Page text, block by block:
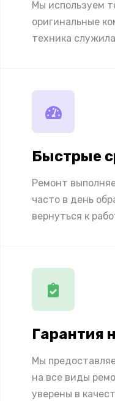
Мы используем
оригинальные
техника
Быстрые
Ремонт
часто в день
вернуться к
Гарантия
Мы
на все виды
уверены в